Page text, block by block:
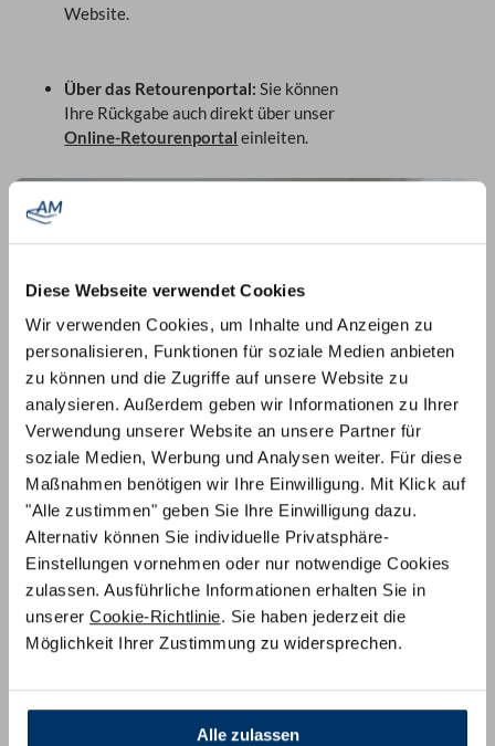
Diese Webseite verwendet Cookies
Wir verwenden Cookies, um Inhalte und Anzeigen zu
personalisieren, Funktionen für soziale Medien anbieten
zu können und die Zugriffe auf unsere Website zu
analysieren. Außerdem geben wir Informationen zu Ihrer
Verwendung unserer Website an unsere Partner für
soziale Medien, Werbung und Analysen weiter. Für diese
Maßnahmen benötigen wir Ihre Einwilligung. Mit Klick auf
"Alle zustimmen" geben Sie Ihre Einwilligung dazu.
Alternativ können Sie individuelle Privatsphäre-
Einstellungen vornehmen oder nur notwendige Cookies
zulassen. Ausführliche Informationen erhalten Sie in
unserer Cookie-Richtlinie. Sie haben jederzeit die
Möglichkeit Ihrer Zustimmung zu widersprechen.
Alle zulassen
Website.
Über das Retourenportal: Sie können
Ihre Rückgabe auch direkt über unser
Online-Retourenportal einleiten.
2. Ihre Rückgabe-Optionen im Detail
Wechsel zu einem anderen Modell:
Nehmen Sie gerne die Beratung bei
unseren Schlafexperten in Anspruch. Falls
Sie sich für einen anderen Topper
entscheiden, können Sie den neuen Artikel
bisherigen zurückgeben.
Rückgabe ohne Ersatz: Sie möchten